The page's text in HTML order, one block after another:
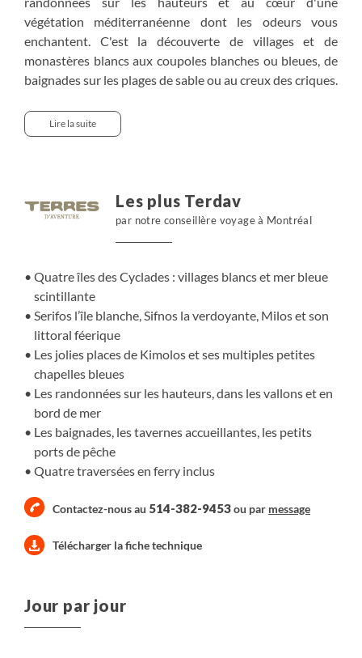
végétation méditerranéenne dont les odeurs vous
enchantent. C'est la découverte de villages et de
monastères blancs aux coupoles blanches ou bleues, de
baignades sur les plages de sable ou au creux des criques.
les plus arides côtoient des valons verdoyants, les
monastères dominent des plages de sable fin et dont la
Lire la suite
Les plus Terdav
par notre conseillère voyage à Montréal
Quatre îles des Cyclades : villages blancs et mer bleue
scintillante
Serifos l’île blanche, Sifnos la verdoyante, Milos et son
littoral féerique
Les jolies places de Kimolos et ses multiples petites
chapelles bleues
Les randonnées sur les hauteurs, dans les vallons et en
bord de mer
Les baignades, les tavernes accueillantes, les petits
ports de pêche
Quatre traversées en ferry inclus
Contactez-nous au 514-382-9453ou par message
Télécharger la fiche technique
Jour par jour